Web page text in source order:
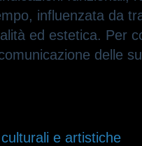
influenzata da
ed estetica. Per
delle
e artistiche